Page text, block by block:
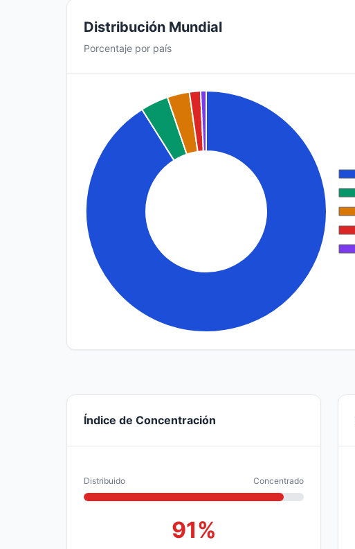
Distribución Mundial
Porcentaje por país
Índice de Concentración
Distribuido Concentrado
91%